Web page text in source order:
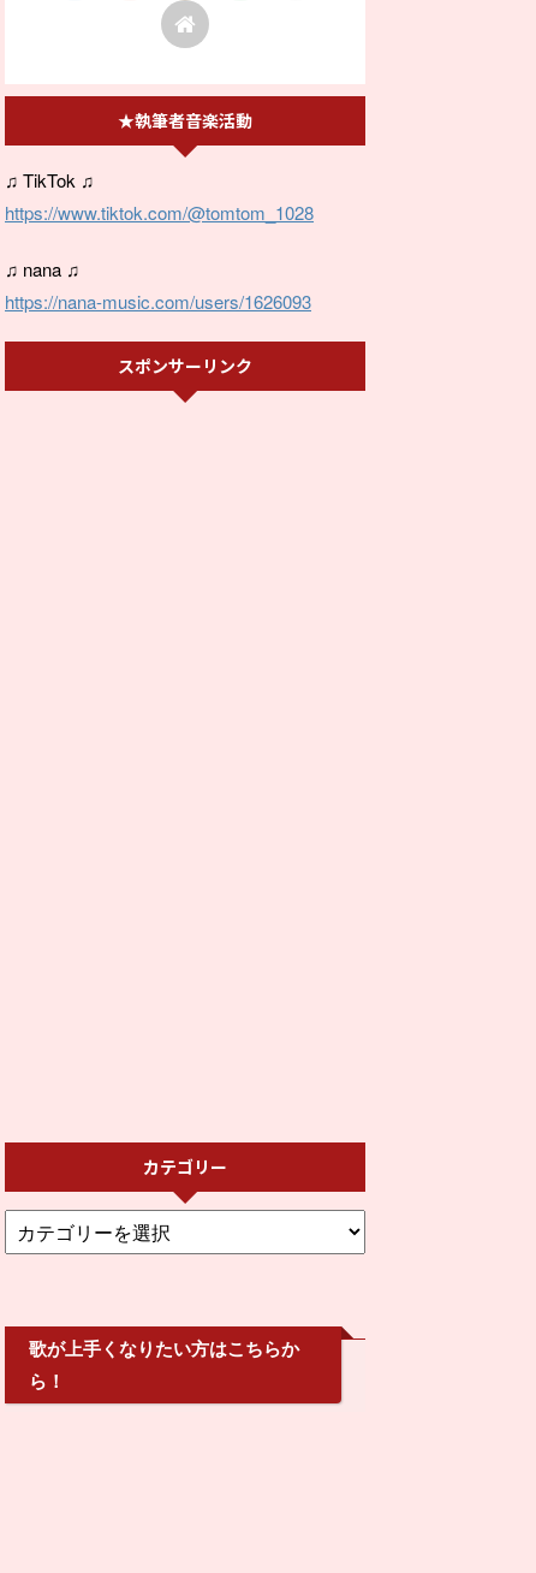
★執筆者音楽活動
♫ TikTok ♫
https://www.tiktok.com/@tomtom_1028
♫ nana ♫
https://nana-music.com/users/1626093
スポンサーリンク
カテゴリー
歌が上手くなりたい方はこちらか
ら！